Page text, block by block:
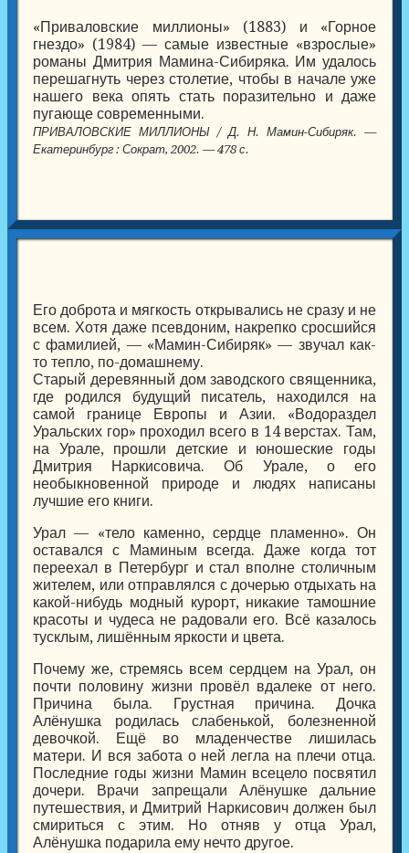
«Приваловские миллионы» (1883) и «Горное
гнездо» (1984) — самые известные «взрослые»
романы Дмитрия Мамина-Сибиряка. Им удалось
перешагнуть через столетие, чтобы в начале уже
нашего века опять стать поразительно и даже
пугающе современными.
ПРИВАЛОВСКИЕ МИЛЛИОНЫ / Д. Н. Мамин-Сибиряк. —
Екатеринбург : Сократ, 2002. — 478 с.
Его доброта и мягкость открывались не сразу и не
всем. Хотя даже псевдоним, накрепко сросшийся
с фамилией, — «Мамин-Сибиряк» — звучал как-
то тепло, по-домашнему.
Старый деревянный дом заводского священника,
где родился будущий писатель, находился на
самой границе Европы и Азии. «Водораздел
Уральских гор» проходил всего в 14 верстах. Там,
на Урале, прошли детские и юношеские годы
Дмитрия Наркисовича. Об Урале, о его
необыкновенной природе и людях написаны
лучшие его книги.
Урал — «тело каменно, сердце пламенно». Он
оставался с Маминым всегда. Даже когда тот
переехал в Петербург и стал вполне столичным
жителем, или отправлялся с дочерью отдыхать на
какой-нибудь модный курорт, никакие тамошние
красоты и чудеса не радовали его. Всё казалось
тусклым, лишённым яркости и цвета.
Почему же, стремясь всем сердцем на Урал, он
почти половину жизни провёл вдалеке от него.
Причина была. Грустная причина. Дочка
Алёнушка родилась слабенькой, болезненной
девочкой. Ещё во младенчестве лишилась
матери. И вся забота о ней легла на плечи отца.
Последние годы жизни Мамин всецело посвятил
дочери. Врачи запрещали Алёнушке дальние
путешествия, и Дмитрий Наркисович должен был
смириться с этим. Но отняв у отца Урал,
Алёнушка подарила ему нечто другое.